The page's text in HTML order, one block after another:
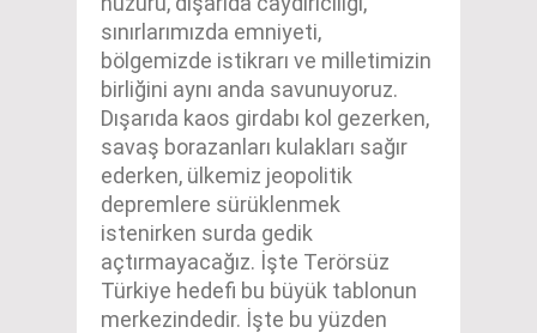
sınırlarımızda emniyeti,
bölgemizde istikrarı ve milletimizin
birliğini aynı anda savunuyoruz.
Dışarıda kaos girdabı kol gezerken,
savaş borazanları kulakları sağır
ederken, ülkemiz jeopolitik
depremlere sürüklenmek
istenirken surda gedik
açtırmayacağız. İşte Terörsüz
Türkiye hedefi bu büyük tablonun
merkezindedir. İşte bu yüzden